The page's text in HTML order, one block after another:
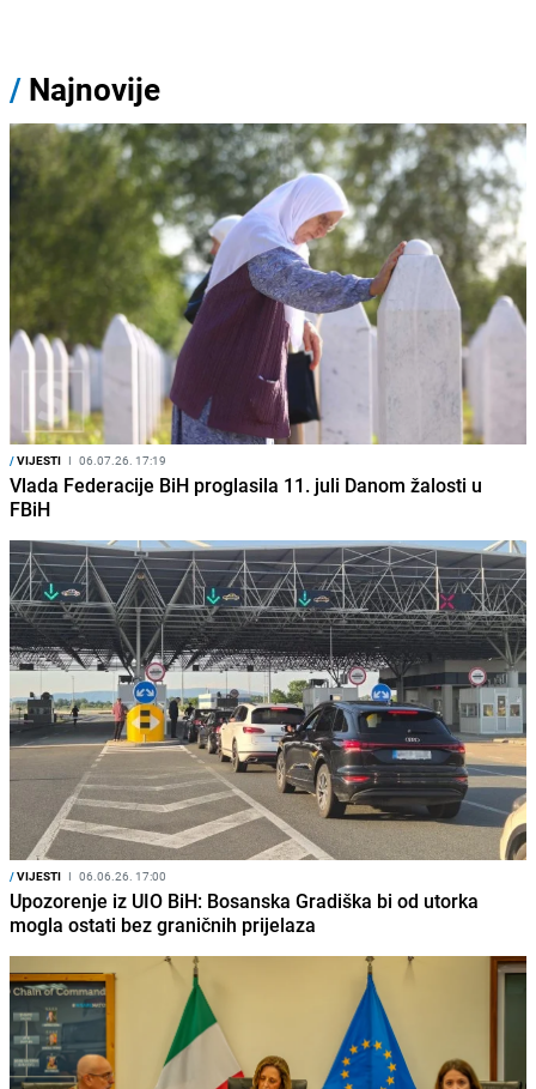
/ Najnovije
/VIJESTI I 06.07.26. 17:19
Vlada Federacije BiH proglasila 11. juli Danom žalosti u
FBiH
/VIJESTI I 06.06.26. 17:00
Upozorenje iz UIO BiH: Bosanska Gradiška bi od utorka
mogla ostati bez graničnih prijelaza